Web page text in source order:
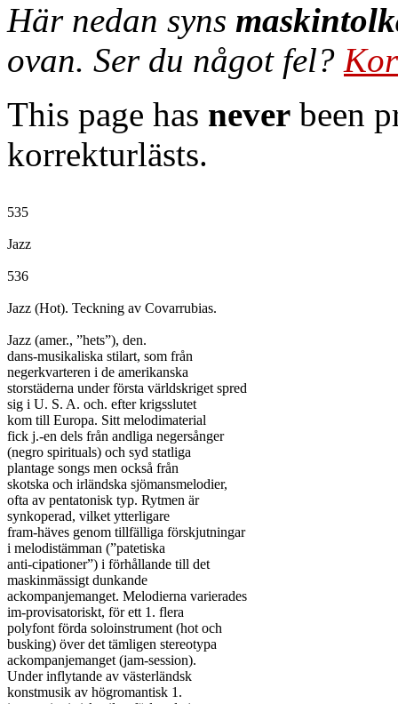
Här nedan syns
ovan. Ser du något fel?
This page has never been
korrekturlästs.
535
Jazz
536
Jazz (Hot). Teckning av Covarrubias.
Jazz (amer., ”hets”), den.
dans-musikaliska stilart, som från
negerkvarteren i de amerikanska
storstäderna under första världskriget spred
sig i U. S. A. och. efter krigsslutet
kom till Europa. Sitt melodimaterial
fick j.-en dels från andliga negersånger
(negro spirituals) och syd statliga
plantage songs men också från
skotska och irländska sjömansmelodier,
ofta av pentatonisk typ. Rytmen är
synkoperad, vilket ytterligare
fram-häves genom tillfälliga förskjutningar
i melodistämman (”patetiska
anti-cipationer”) i förhållande till det
maskinmässigt dunkande
ackompanjemanget. Melodierna varierades
im-provisatoriskt, för ett 1. flera
polyfont förda soloinstrument (hot och
busking) över det tämligen stereotypa
ackompanjemanget (jam-session).
Under inflytande av västerländsk
konstmusik av högromantisk 1.